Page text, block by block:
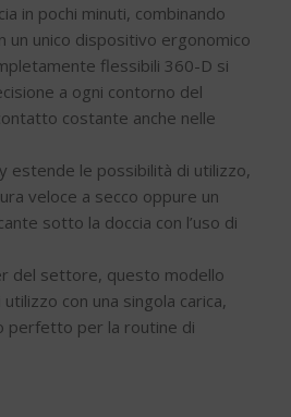
in pochi minuti, combinando
un unico dispositivo ergonomico
flessibili 360-D si
a ogni contorno del
costante anche nelle
estende le possibilità di utilizzo,
veloce a secco oppure un
sotto la doccia con l’uso di
del settore, questo modello
con una singola carica,
perfetto per la routine di